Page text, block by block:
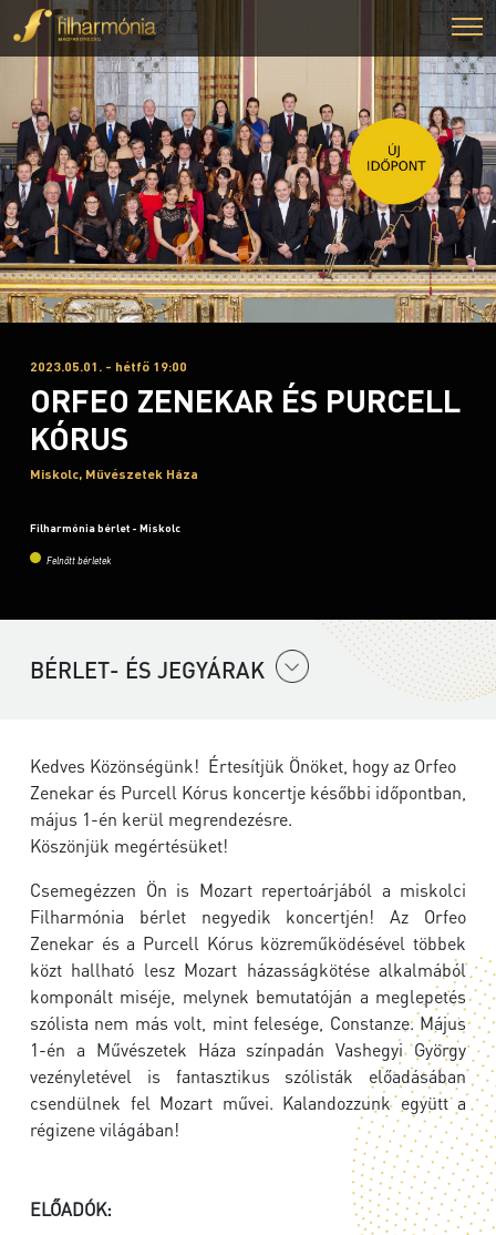
2023.05.01. - hétfő 19:00
ORFEO ZENEKAR ÉS PURCELL
KÓRUS
Miskolc, Művészetek Háza
Filharmónia bérlet - Miskolc
Felnőtt bérletek
BÉRLET- ÉS JEGYÁRAK
Kedves Közönségünk! Értesítjük Önöket, hogy az Orfeo
Zenekar és Purcell Kórus koncertje későbbi időpontban,
május 1-én kerül megrendezésre.
Köszönjük megértésüket!
Csemegézzen Ön is Mozart repertoárjából a miskolci
Filharmónia bérlet negyedik koncertjén! Az Orfeo
Zenekar és a Purcell Kórus közreműködésével többek
közt hallható lesz Mozart házasságkötése alkalmából
komponált miséje, melynek bemutatóján a meglepetés
szólista nem más volt, mint felesége, Constanze. Május
1-én a Művészetek Háza színpadán Vashegyi György
vezényletével is fantasztikus szólisták előadásában
csendülnek fel Mozart művei. Kalandozzunk együtt a
régizene világában!
ELŐADÓK: